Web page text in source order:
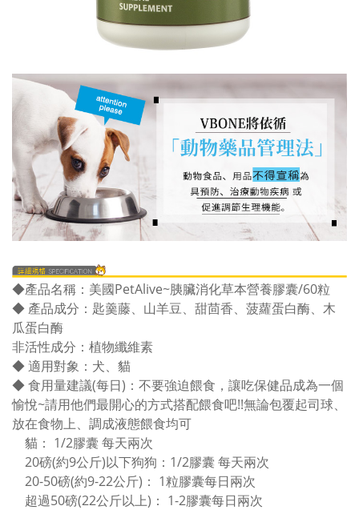
◆產品名稱：美國PetAlive~胰臟消化草本營養膠囊/60粒
◆ 產品成分：匙羹藤、山羊豆、甜茴香、菠蘿蛋白酶、木
瓜蛋白酶
非活性成分：植物纖維素
◆ 適用對象：犬、貓
◆食用量建議(每日)：不要強迫餵食，讓吃保健品成為一個
愉悅~請用他們最開心的方式搭配餵食吧!!無論包覆起司球、
放在食物上、調成液態餵食均可
貓： 1/2膠囊 每天兩次
20磅(約9公斤)以下狗狗：1/2膠囊 每天兩次
20-50磅(約9-22公斤)： 1粒膠囊每日兩次
超過50磅(22公斤以上)： 1-2膠囊每日兩次